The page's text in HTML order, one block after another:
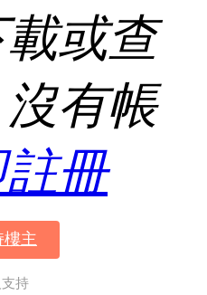
或查
有帳
註冊
樓主
支持